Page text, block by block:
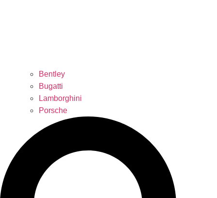
Bentley
Bugatti
Lamborghini
Porsche